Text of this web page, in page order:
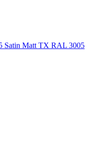
Satin Matt TX RAL 3005